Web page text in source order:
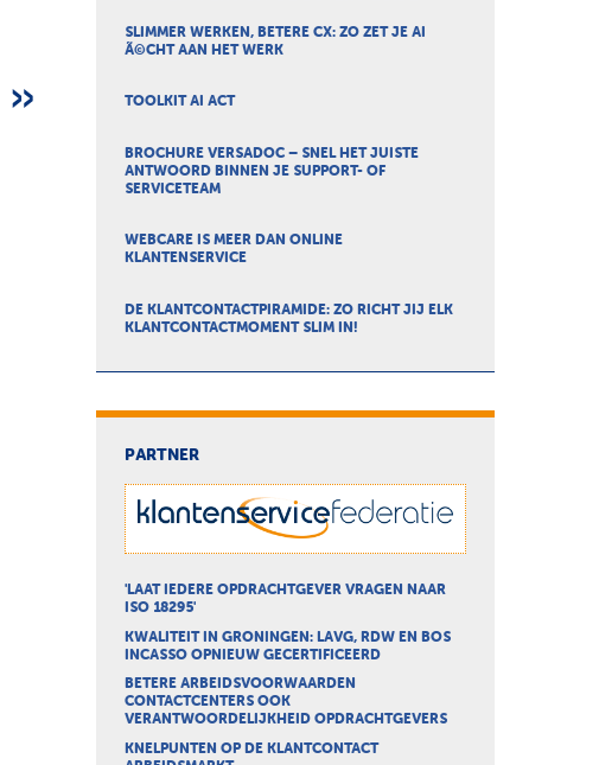
SLIMMER WERKEN, BETERE CX: ZO ZET JE AI
Ã©CHT AAN HET WERK
TOOLKIT AI ACT
BROCHURE VERSADOC – SNEL HET JUISTE
ANTWOORD BINNEN JE SUPPORT- OF
SERVICETEAM
WEBCARE IS MEER DAN ONLINE
KLANTENSERVICE
DE KLANTCONTACTPIRAMIDE: ZO RICHT JIJ ELK
KLANTCONTACTMOMENT SLIM IN!
PARTNER
'LAAT IEDERE OPDRACHTGEVER VRAGEN NAAR
ISO 18295'
KWALITEIT IN GRONINGEN: LAVG, RDW EN BOS
INCASSO OPNIEUW GECERTIFICEERD
BETERE ARBEIDSVOORWAARDEN
CONTACTCENTERS OOK
VERANTWOORDELIJKHEID OPDRACHTGEVERS
KNELPUNTEN OP DE KLANTCONTACT